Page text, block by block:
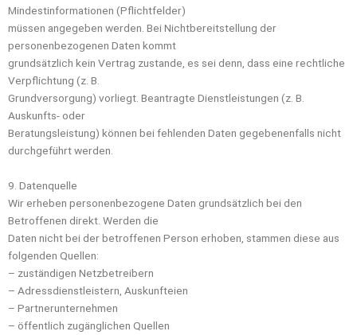
Mindestinformationen (Pflichtfelder)
müssen angegeben werden. Bei Nichtbereitstellung der
personenbezogenen Daten kommt
grundsätzlich kein Vertrag zustande, es sei denn, dass eine rechtliche
Verpflichtung (z. B.
Grundversorgung) vorliegt. Beantragte Dienstleistungen (z. B.
Auskunfts- oder
Beratungsleistung) können bei fehlenden Daten gegebenenfalls nicht
durchgeführt werden.
9. Datenquelle
Wir erheben personenbezogene Daten grundsätzlich bei den
Betroffenen direkt. Werden die
Daten nicht bei der betroffenen Person erhoben, stammen diese aus
folgenden Quellen:
– zuständigen Netzbetreibern
– Adressdienstleistern, Auskunfteien
– Partnerunternehmen
– öffentlich zugänglichen Quellen